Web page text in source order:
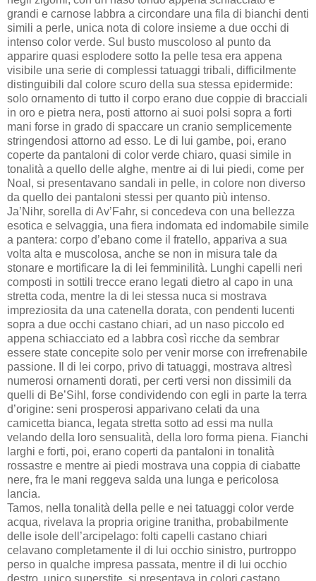
grandi e carnose labbra a circondare una fila di bianchi denti
simili a perle, unica nota di colore insieme a due occhi di
intenso color verde. Sul busto muscoloso al punto da
apparire quasi esplodere sotto la pelle tesa era appena
visibile una serie di complessi tatuaggi tribali, difficilmente
distinguibili dal colore scuro della sua stessa epidermide:
solo ornamento di tutto il corpo erano due coppie di bracciali
in oro e pietra nera, posti attorno ai suoi polsi sopra a forti
mani forse in grado di spaccare un cranio semplicemente
stringendosi attorno ad esso. Le di lui gambe, poi, erano
coperte da pantaloni di color verde chiaro, quasi simile in
tonalità a quello delle alghe, mentre ai di lui piedi, come per
Noal, si presentavano sandali in pelle, in colore non diverso
da quello dei pantaloni stessi per quanto più intenso.
Ja’Nihr, sorella di Av’Fahr, si concedeva con una bellezza
esotica e selvaggia, una fiera indomata ed indomabile simile
a pantera: corpo d’ebano come il fratello, appariva a sua
volta alta e muscolosa, anche se non in misura tale da
stonare e mortificare la di lei femminilità. Lunghi capelli neri
composti in sottili trecce erano legati dietro al capo in una
stretta coda, mentre la di lei stessa nuca si mostrava
impreziosita da una catenella dorata, con pendenti lucenti
sopra a due occhi castano chiari, ad un naso piccolo ed
appena schiacciato ed a labbra così ricche da sembrar
essere state concepite solo per venir morse con irrefrenabile
passione. Il di lei corpo, privo di tatuaggi, mostrava altresì
numerosi ornamenti dorati, per certi versi non dissimili da
quelli di Be’Sihl, forse condividendo con egli in parte la terra
d’origine: seni prosperosi apparivano celati da una
camicetta bianca, legata stretta sotto ad essi ma nulla
velando della loro sensualità, della loro forma piena. Fianchi
larghi e forti, poi, erano coperti da pantaloni in tonalità
rossastre e mentre ai piedi mostrava una coppia di ciabatte
nere, fra le mani reggeva salda una lunga e pericolosa
lancia.
Tamos, nella tonalità della pelle e nei tatuaggi color verde
acqua, rivelava la propria origine tranitha, probabilmente
delle isole dell’arcipelago: folti capelli castano chiari
celavano completamente il di lui occhio sinistro, purtroppo
perso in qualche impresa passata, mentre il di lui occhio
destro, unico superstite, si presentava in colori castano